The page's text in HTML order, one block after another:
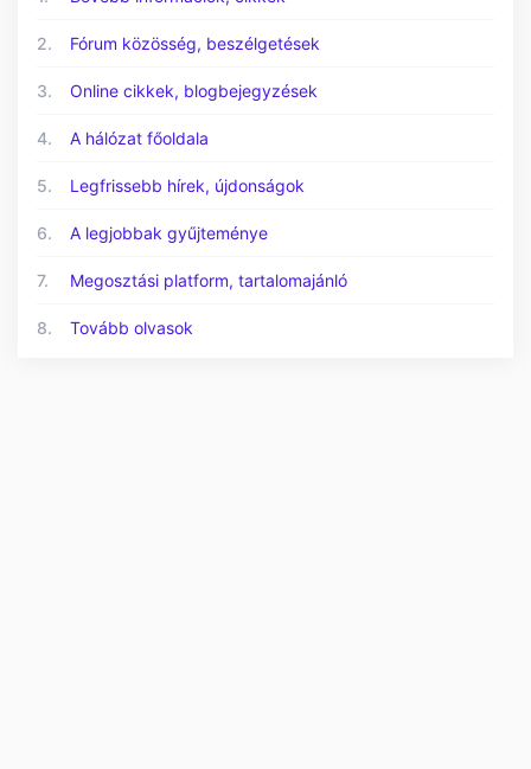
2. Fórum közösség, beszélgetések
3. Online cikkek, blogbejegyzések
4. A hálózat főoldala
5. Legfrissebb hírek, újdonságok
6. A legjobbak gyűjteménye
7. Megosztási platform, tartalomajánló
8. Tovább olvasok